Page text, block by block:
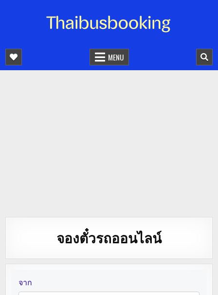
จองตั๋วรถออนไลน์ 24 ชั่วโมง
MENU
จองตั๋วรถออนไลน์